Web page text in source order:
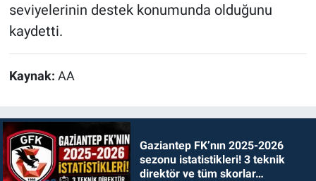
seviyelerinin destek konumunda olduğunu
kaydetti.
Kaynak: AA
Gaziantep FK’nın 2025-2026
sezonu istatistikleri! 3 teknik
direktör ve tüm skorlar…